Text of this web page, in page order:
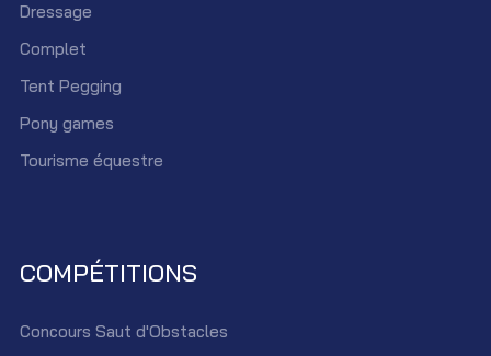
Dressage
Complet
Tent Pegging
Pony games
Tourisme équestre
COMPÉTITIONS
Concours Saut d'Obstacles